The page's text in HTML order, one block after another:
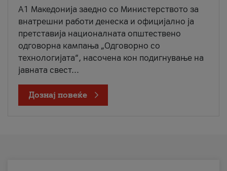
A1 Македонија заедно со Министерството за
внатрешни работи денеска и официјално ја
претставија националната општествено
одговорна кампања „Одговорно со
технологијата“, насочена кон подигнување на
јавната свест...
Дознај повеќе